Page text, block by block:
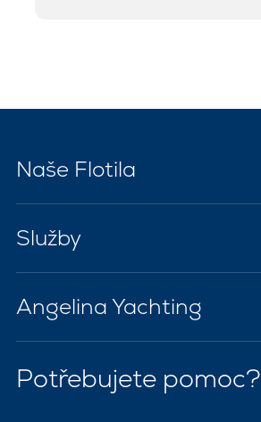
Naše Flotila
Služby
Angelina Yachting
Potřebujete pomoc?